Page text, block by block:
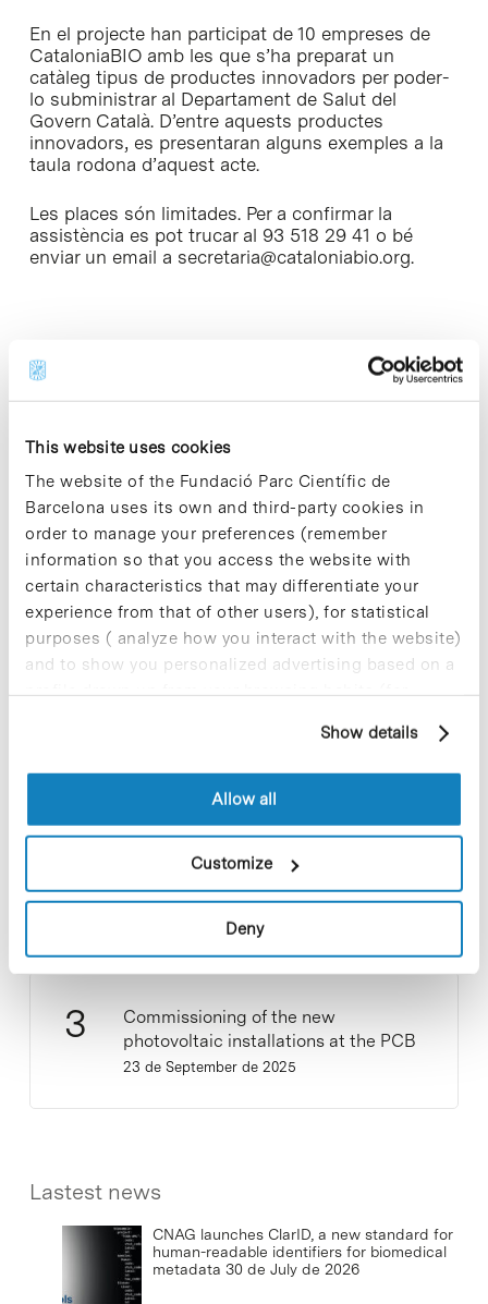
This website uses cookies
The website of the Fundació Parc Científic de
Barcelona uses its own and third-party cookies in
order to manage your preferences (remember
information so that you access the website with
certain characteristics that may differentiate your
experience from that of other users), for statistical
purposes ( analyze how you interact with the website)
and to show you personalized advertising based on a
profile drawn up from your browsing habits (for
cookies, you can consult the website's Cookie Policy.
Show details
Allow all
Customize
Deny
En el projecte han participat de 10 empreses de
CataloniaBIO amb les que s’ha preparat un
catàleg tipus de productes innovadors per poder-
lo subministrar al Departament de Salut del
Govern Català. D’entre aquests productes
innovadors, es presentaran alguns exemples a la
taula rodona d’aquest acte.
Les places són limitades. Per a confirmar la
assistència es pot trucar al 93 518 29 41 o bé
enviar un email a secretaria@cataloniabio.org.
Most viewed news
New life for terrace furniture: reuse of
resources with social impact
Commissioning of the new
photovoltaic installations at the PCB
23 de September de 2025
Lastest news
CNAG launches ClarID, a new standard for
human-readable identifiers for biomedical
metadata 30 de July de 2026